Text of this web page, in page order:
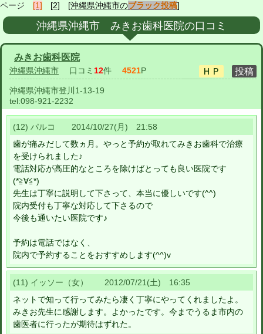
ページ [1] [2] [沖縄県沖縄市のブラック投稿]
沖縄県沖縄市 みきお歯科医院の口コミ
みきお歯科医院
沖縄県沖縄市 口コミ 12件 4521P
沖縄県沖縄市登川1-13-19
tel:098-921-2232
(12) パルコ 2014/10/27(月) 21:58
歯が痛みだして数ヵ月。やっと予約が取れてみきお歯科で治療
を受けられました♪
電話対応が高圧的なところを除けばとっても良い医院です
(*≧∀≦*)
先生は丁寧に説明して下さって、本当に優しいです(^^)
院内受付も丁寧な対応して下さるので
今後も通いたい医院です♪
予約は電話ではなく、
院内で予約することをおすすめします(^^)v
(11) イッソー（女） 2012/07/21(土) 16:35
ネットで知って行ってみたら凄く丁寧にやってくれましたよ。
みきお先生に感謝します。よかったです。今までうるま市内の
歯医者に行ったが期待はずれた。